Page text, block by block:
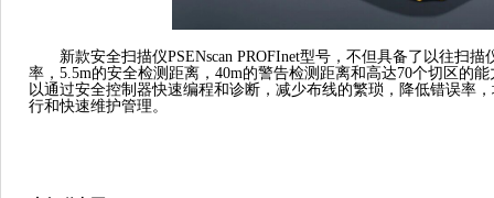
新款安全扫描仪PSENscan PROFInet型号，不但具备了以往扫
率，5.5m的安全检测距离，40m的警告检测距离和高达70个切区的
以通过安全控制器快速编程和诊断，减少布线的繁琐，降低错误率
行和快速维护管理。